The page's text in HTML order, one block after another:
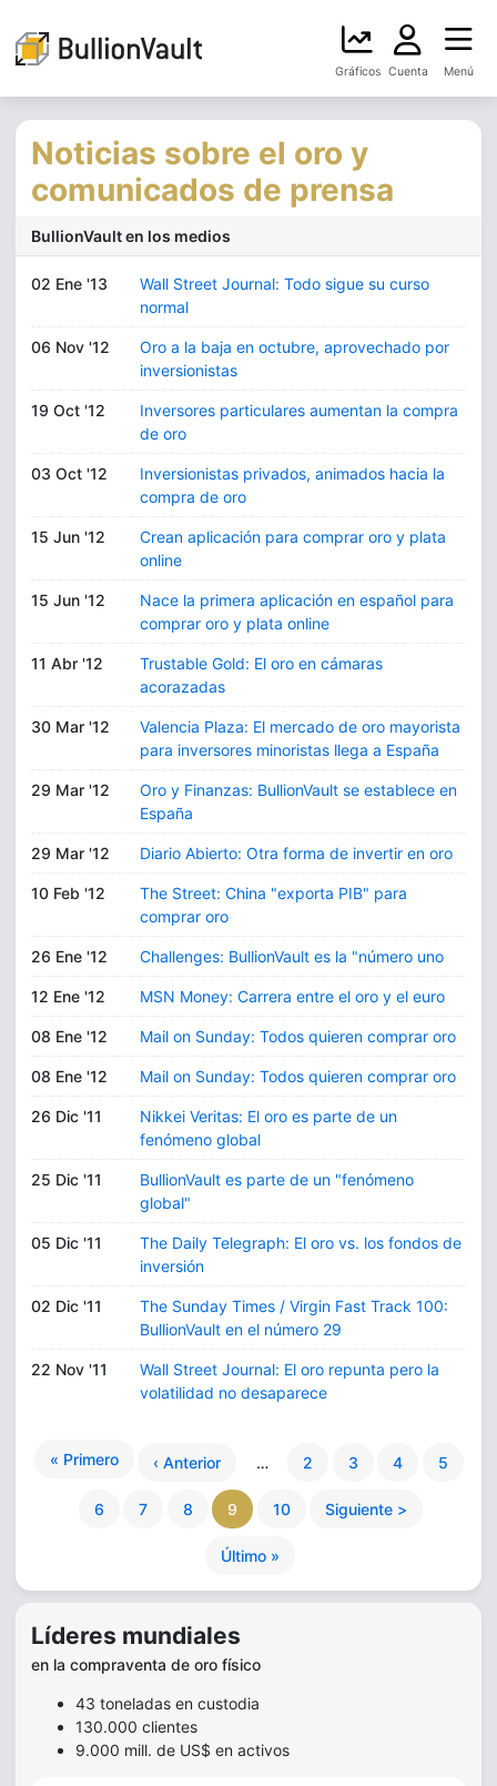
Gráficos Cuenta Menú
Noticias sobre el oro y
comunicados de prensa
BullionVault en los medios
02 Ene '13
Wall Street Journal: Todo sigue su curso
normal
06 Nov '12
Oro a la baja en octubre, aprovechado por
inversionistas
19 Oct '12
Inversores particulares aumentan la compra
de oro
03 Oct '12
Inversionistas privados, animados hacia la
compra de oro
15 Jun '12
Crean aplicación para comprar oro y plata
online
15 Jun '12
Nace la primera aplicación en español para
comprar oro y plata online
11 Abr '12
Trustable Gold: El oro en cámaras
acorazadas
30 Mar '12
Valencia Plaza: El mercado de oro mayorista
para inversores minoristas llega a España
29 Mar '12
Oro y Finanzas: BullionVault se establece en
España
29 Mar '12 Diario Abierto: Otra forma de invertir en oro
10 Feb '12
The Street: China "exporta PIB" para
comprar oro
26 Ene '12 Challenges: BullionVault es la "número uno
12 Ene '12 MSN Money: Carrera entre el oro y el euro
08 Ene '12 Mail on Sunday: Todos quieren comprar oro
08 Ene '12 Mail on Sunday: Todos quieren comprar oro
26 Dic '11
Nikkei Veritas: El oro es parte de un
fenómeno global
25 Dic '11
BullionVault es parte de un "fenómeno
global"
05 Dic '11
The Daily Telegraph: El oro vs. los fondos de
inversión
02 Dic '11
The Sunday Times / Virgin Fast Track 100:
BullionVault en el número 29
22 Nov '11
Wall Street Journal: El oro repunta pero la
volatilidad no desaparece
« Primero ‹ Anterior … 2 3 4 5
6 7 8 9 10 Siguiente >
Último »
Líderes mundiales
en la compraventa de oro físico
43 toneladas en custodia
130.000 clientes
9.000 mill. de US$ en activos